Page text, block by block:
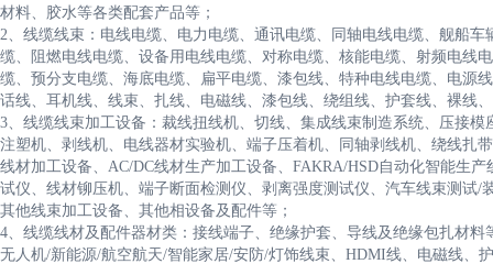
材料、胶水等各类配套产品等；
2、线缆线束：电线电缆、电力电缆、通讯电缆、同轴电线电缆、舰船
缆、阻燃电线电缆、设备用电线电缆、对称电缆、核能电缆、射频电线
缆、预分支电缆、海底电缆、扁平电缆、漆包线、特种电线电缆、电源
话线、耳机线、线束、扎线、电磁线、漆包线、绕组线、护套线、裸线
3、线缆线束加工设备：裁线扭线机、切线、集成线束制造系统、压接
注塑机、剥线机、电线器材实验机、端子压着机、同轴剥线机、绕线扎
线材加工设备、AC/DC线材生产加工设备、FAKRA/HSD自动化智能生
试仪、线材铆压机、端子断面检测仪、剥离强度测试仪、汽车线束测试
其他线束加工设备、其他相设备及配件等；
4、线缆线材及配件器材类：接线端子、绝缘护套、导线及绝缘包扎材
无人机/新能源/航空航天/智能家居/安防/灯饰线束、HDMI线、电磁线、